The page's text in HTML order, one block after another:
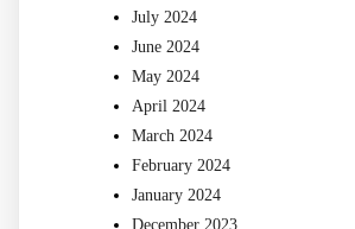
July 2024
June 2024
May 2024
April 2024
March 2024
February 2024
January 2024
December 2023